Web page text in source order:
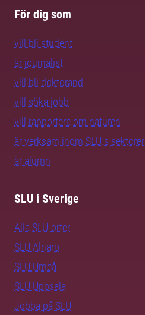
För dig som
vill bli student
är journalist
vill bli doktorand
vill söka jobb
vill rapportera om naturen
är verksam inom SLU:s sektorer
är alumn
SLU i Sverige
Alla SLU-orter
SLU Alnarp
SLU Umeå
SLU Uppsala
Jobba på SLU